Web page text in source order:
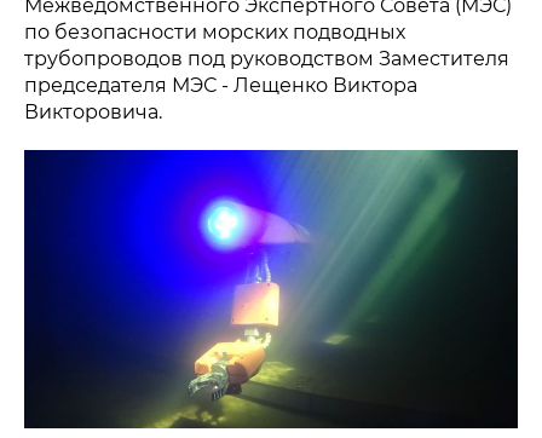
Межведомственного Экспертного Совета (МЭС)
по безопасности морских подводных
трубопроводов под руководством Заместителя
председателя МЭС - Лещенко Виктора
Викторовича.